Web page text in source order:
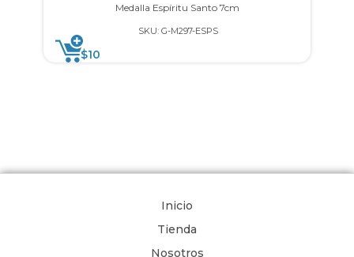
Medalla Espíritu Santo 7cm
SKU: G-M297-ESPS
$10
Inicio
Tienda
Nosotros